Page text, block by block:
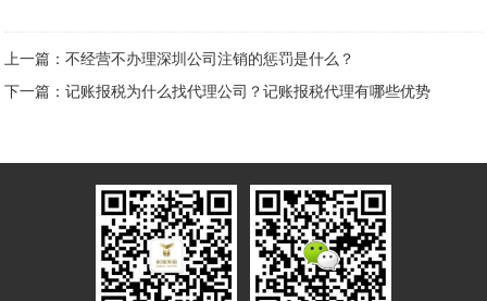
上一篇：不经营不办理深圳公司注销的惩罚是什么？
下一篇：记账报税为什么找代理公司？记账报税代理有哪些优势